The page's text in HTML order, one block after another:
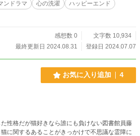
ンドラマ 心の洗濯
ハッピーエンド
感想数 0
文字数 10,934
最終更新日 2024.08.31
登録日 2024.07.07
お気に入り追加 4
性格だが猫好きなら誰にも負けない図書館員藤
に関するあることがきっかけで不思議な霊障に